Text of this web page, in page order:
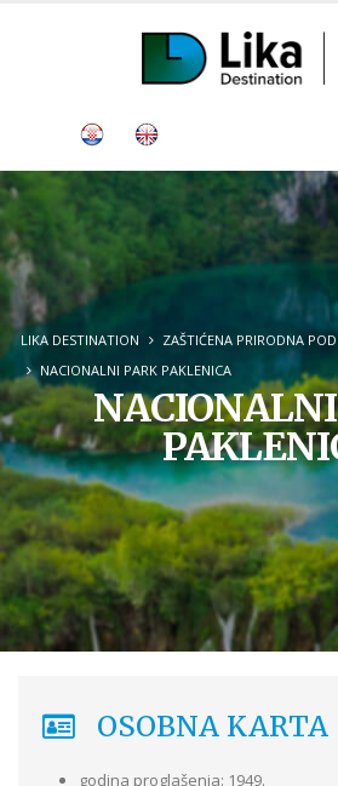
LIKA DESTINATION
ZAŠTIĆENA PRIRODNA
NACIONALNI PARK PAKLENICA
OSOBNA KARTA
godina proglašenja: 1949.